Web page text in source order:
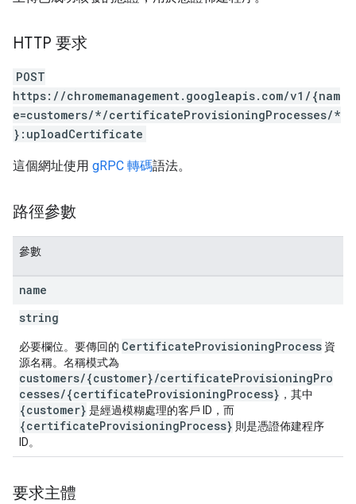
HTTP 要求
POST
https://chromemanagement.googleapis.com/v1/{nam
e=customers/*/certificateProvisioningProcesses/*
}:uploadCertificate
這個網址使用 gRPC 轉碼語法。
路徑參數
參數
name
string
必要欄位。要傳回的 CertificateProvisioningProcess 資
源名稱。名稱模式為
customers/{customer}/certificateProvisioningPro
cesses/{certificateProvisioningProcess} ，其中
{customer} 是經過模糊處理的客戶 ID，而
{certificateProvisioningProcess} 則是憑證佈建程序
ID。
要求主體